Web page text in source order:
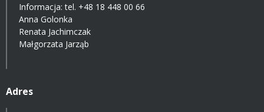
Informacja: tel. +48 18 448 00 66
Anna Golonka
Renata Jachimczak
Małgorzata Jarząb
Adres